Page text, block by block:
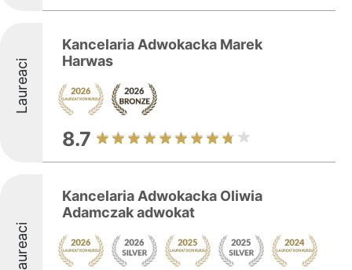
Laureaci
Kancelaria Adwokacka Marek
Harwas
8.7
Laureaci
Kancelaria Adwokacka Oliwia
Adamczak adwokat